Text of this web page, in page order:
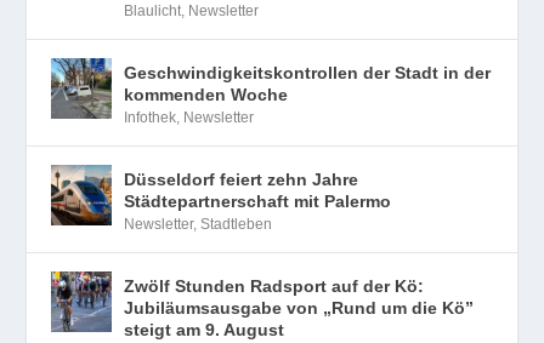
Blaulicht, Newsletter
Geschwindigkeitskontrollen der Stadt in der
kommenden Woche
Infothek, Newsletter
Düsseldorf feiert zehn Jahre
Städtepartnerschaft mit Palermo
Newsletter,Stadtleben
Zwölf Stunden Radsport auf der Kö:
Jubiläumsausgabe von „Rund um die Kö”
steigt am 9. August